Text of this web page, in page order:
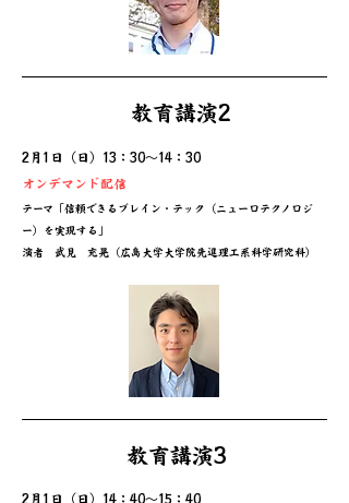
教育講演2
2月1日（日）13：30～14：30
オンデマンド配信
テーマ 「信頼できるブレイン・テック（ニューロテクノロジ
ー）を実現する」
​演者 武見 充晃（広島大学大学院先進理工系科学研究科）
教育講演3
2月1日（日）14：40～15：40